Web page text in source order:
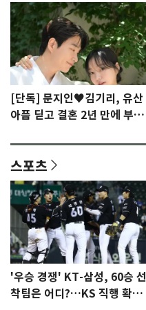
[단독] 문지인♥김기리, 유산
아픔 딛고 결혼 2년 만에 부모
스포츠
'우승 경쟁' KT-삼성, 60승 선
착팀은 어디?…KS 직행 확률